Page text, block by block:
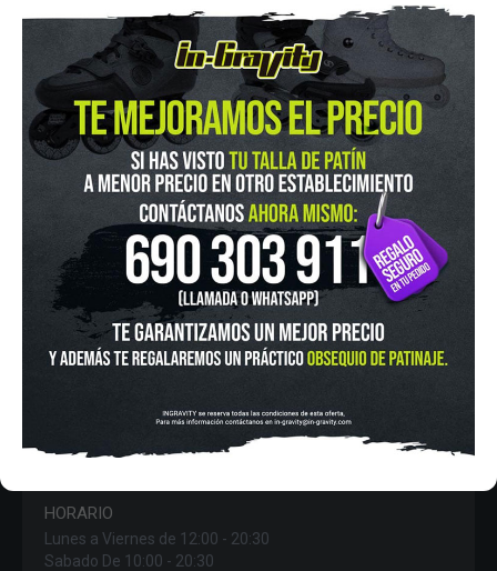
FINANCIA CON:
IN-GRAVITY MADRID RETIRO
Tel.:915 524 553
HORARIO
Lunes a Viernes de 12:00 - 20:30
Sabado De 10:00 - 20:30